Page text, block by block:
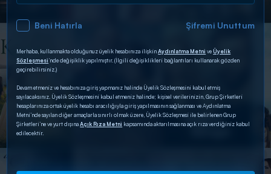
DİĞER SONUÇLAR
Beni Hatırla Şifremi Unuttum
Merhaba, kullanmakta olduğunuz üyelik hesabınıza ilişkinAydınlatma Metni veÜyelik
Sözleşmesi’nde değişiklik yapılmıştır. (İlgili değişiklikleri bağlantıları kullanarak gözden
geçirebilirsiniz.)
Devam etmeniz ve hesabınıza giriş yapmanız halinde Üyelik Sözleşmesini kabul etmiş
sayılacaksınız. Üyelik Sözleşmesini kabul etmeniz halinde; kişisel verilerinizin, Grup Şirketleri
hesaplarınıza ortak üyelik hesabı aracılığıyla giriş yapılmasının sağlanması ve Aydınlatma
Metni’nde sayılan diğer amaçlarla sınırlı olmak üzere, Üyelik Sözleşmesi ile belirlenen Grup
Şirketleri’ne ve yurt dışınaAçık Rıza Metni kapsamında aktarılmasına açık rıza verdiğiniz kabul
edilecektir.